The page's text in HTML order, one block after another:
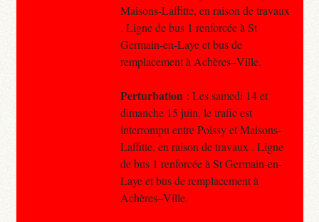
Maisons-Laffitte, en raison de travaux
. Ligne de bus 1 renforcée à St
Germain-en-Laye et bus de
remplacement à Achères–Ville.
Perturbation : Les samedi 14 et
dimanche 15 juin, le trafic est
interrompu entre Poissy et Maisons-
Laffitte, en raison de travaux . Ligne
de bus 1 renforcée à St Germain-en-
Laye et bus de remplacement à
Achères–Ville.